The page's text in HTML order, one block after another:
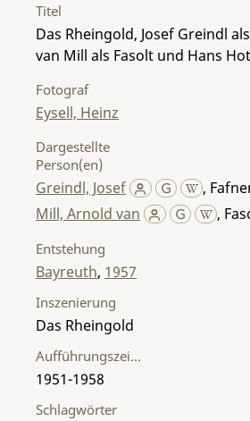
Titel
Das Rheingold, Josef Greindl
van Mill als Fasolt und Hans
Fotograf
Eysell, Heinz
Dargestellte
Person(en)
Greindl, Josef ,
Mill, Arnold van
,
Entstehung
Bayreuth, 1957
Inszenierung
Das Rheingold
Aufführungszeitraum
1951-1958
Schlagwörter